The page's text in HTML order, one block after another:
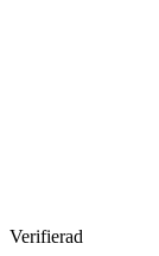
Verifierad